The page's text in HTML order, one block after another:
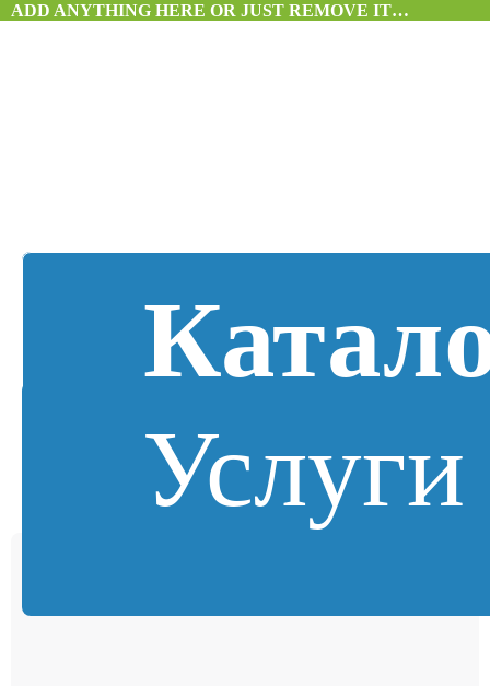
ADD ANYTHING HERE OR JUST REMOVE IT…
Услуги